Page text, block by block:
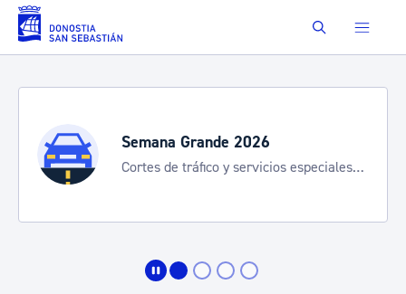
Saltar al contenido principal Buscar
Semana Grande 2026
Cortes de tráfico y servicios especiales